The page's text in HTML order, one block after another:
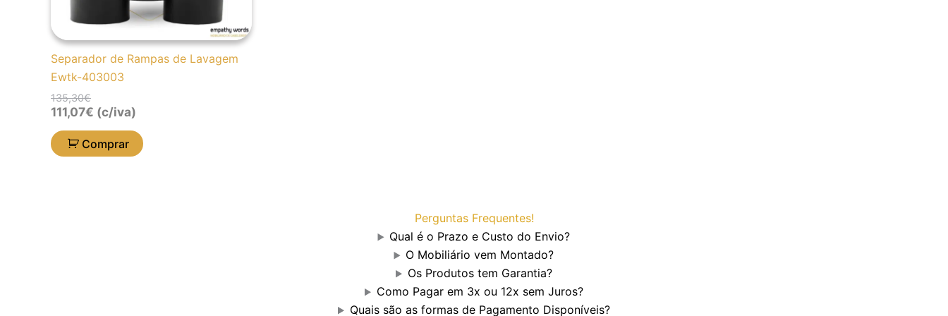
Separador de Rampas de Lavagem
Ewtk-403003
135,30€
111,07€ (c/iva)
Comprar
Perguntas Frequentes!
Qual é o Prazo e Custo do Envio?
O Mobiliário vem Montado?
Os Produtos tem Garantia?
Como Pagar em 3x ou 12x sem Juros?
Quais são as formas de Pagamento Disponíveis?